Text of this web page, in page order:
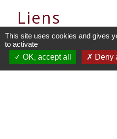
Liens
Panneau Pocket
Portail enfance - Mairie de
Villemorieu
This site uses cookies and gives
to activate
OK, accept all
Deny